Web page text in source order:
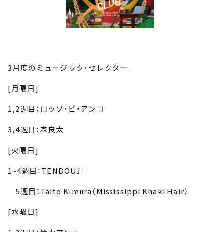
3月度のミュージック・セレクター
[月曜日]
1,2週目：ロッソ・ビ・アンコ
3,4週目：森良太
[火曜日]
1~4週目：TENDOUJI
5週目：Taito Kimura （Mississippi Khaki Hair）
[水曜日]